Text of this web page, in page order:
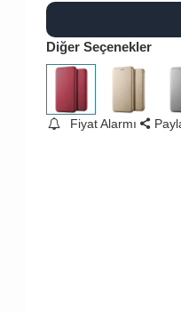
Diğer Seçenekler
Fiyat Alarmı